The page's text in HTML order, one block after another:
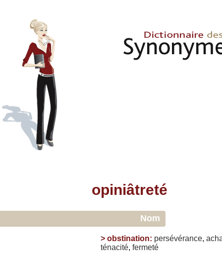
opiniâtreté
Nom
> obstination: persévérance,
ténacité, fermeté